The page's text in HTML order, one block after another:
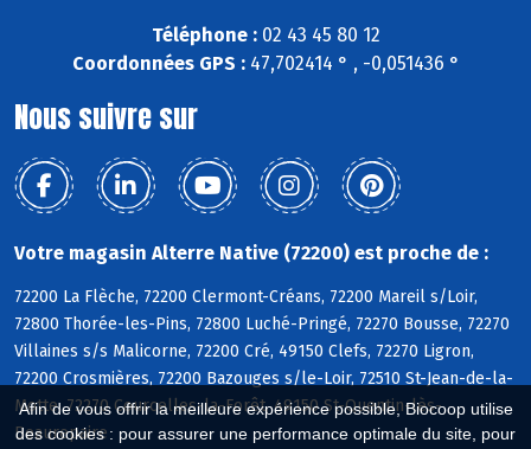
Afin de vous offrir la meilleure expérience possible, Biocoop utilise
des cookies : pour assurer une performance optimale du site, pour
Téléphone :02 43 45 80 12
Coordonnées GPS :47,702414 ° , -0,051436 °
Nous suivre sur
Votre magasin Alterre Native (72200) est proche de :
72200 La Flèche, 72200 Clermont-Créans, 72200 Mareil s/Loir,
72800 Thorée-les-Pins, 72800 Luché-Pringé, 72270 Bousse, 72270
Villaines s/s Malicorne, 72200 Cré, 49150 Clefs, 72270 Ligron,
72200 Crosmières, 72200 Bazouges s/le-Loir, 72510 St-Jean-de-la-
Motte, 72270 Courcelles-la-Forêt, 49150 St-Quentin-lès-
Beaurepaire